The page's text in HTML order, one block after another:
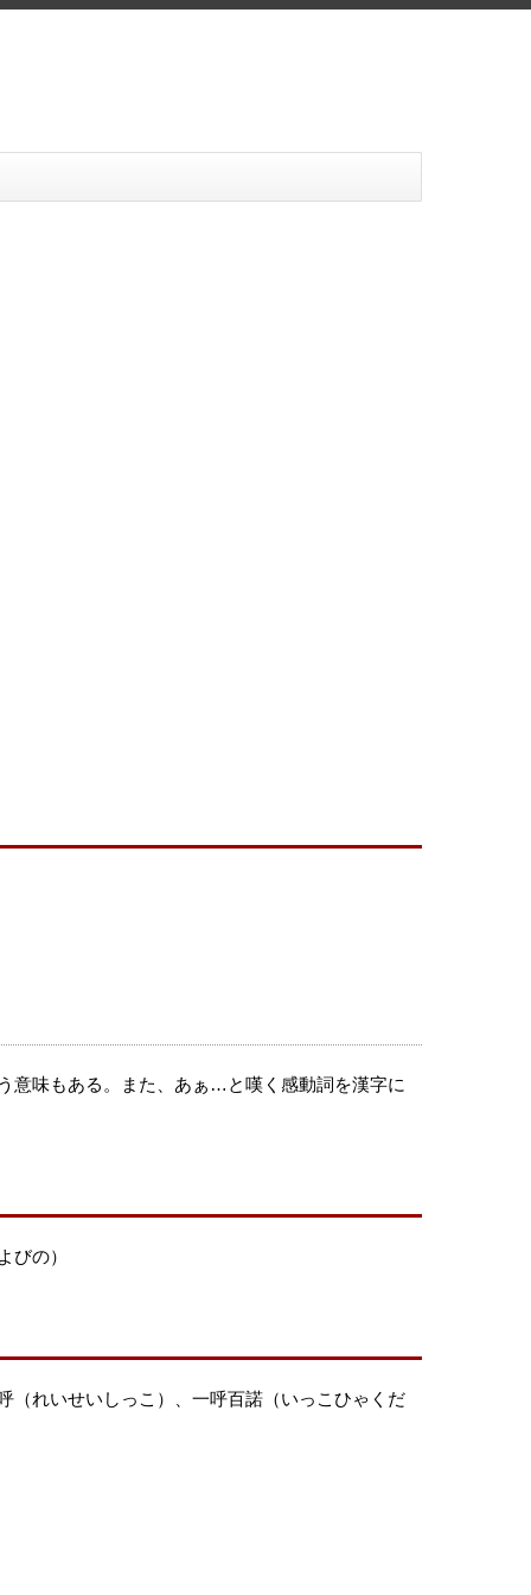
意味もある。また、あぁ…と嘆く感動詞を漢字に
びの）
（れいせいしっこ）、一呼百諾（いっこひゃくだ